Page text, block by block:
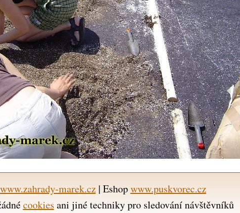
www.zahrady-marek.cz| Eshopwww.puskvorec.cz
cookies ani jiné techniky pro sledování návštěvníků